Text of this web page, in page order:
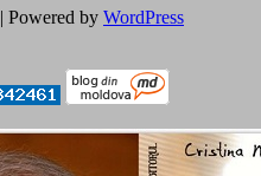
| Powered by WordPress